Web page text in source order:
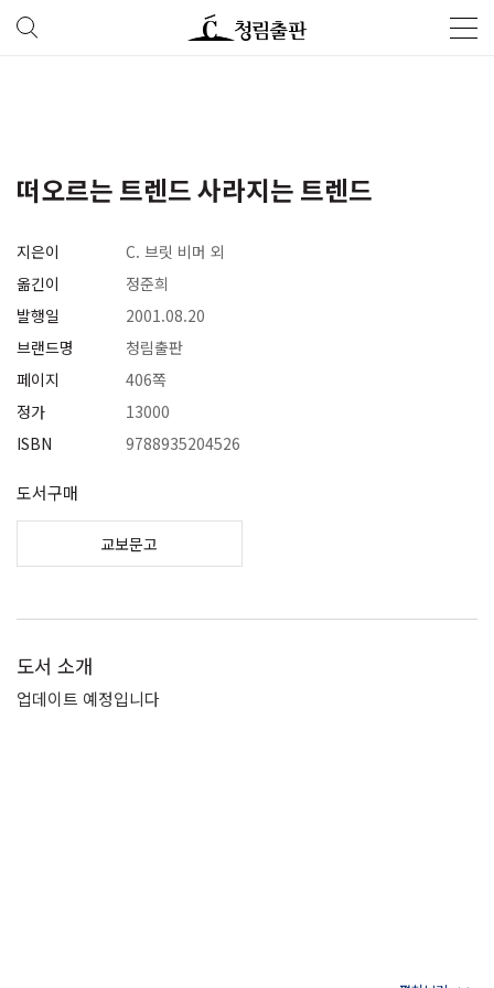
떠오르는 트렌드 사라지는 트렌드
지은이
옮긴이
발행일
브랜드명
페이지
정가
ISBN
C. 브릿 비머 외
정준희
2001.08.20
청림출판
406쪽
13000
9788935204526
도서구매
교보문고
도서 소개
업데이트 예정입니다